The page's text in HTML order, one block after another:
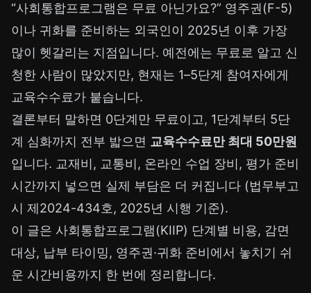
“사회통합프로그램은 무료 아닌가요?” 영주권(F-5)
이나 귀화를 준비하는 외국인이 2025년 이후 가장
많이 헷갈리는 지점입니다. 예전에는 무료로 알고 신
청한 사람이 많았지만, 현재는 1–5단계 참여자에게
교육수수료가 붙습니다.
결론부터 말하면 0단계만 무료이고, 1단계부터 5단
계 심화까지 전부 밟으면 교육수수료만 최대 50만원
입니다. 교재비, 교통비, 온라인 수업 장비, 평가 준비
시간까지 넣으면 실제 부담은 더 커집니다 (법무부고
시 제2024-434호, 2025년 시행 기준).
이 글은 사회통합프로그램(KIIP) 단계별 비용, 감면
대상, 납부 타이밍, 영주권·귀화 준비에서 놓치기 쉬
운 시간비용까지 한 번에 정리합니다.